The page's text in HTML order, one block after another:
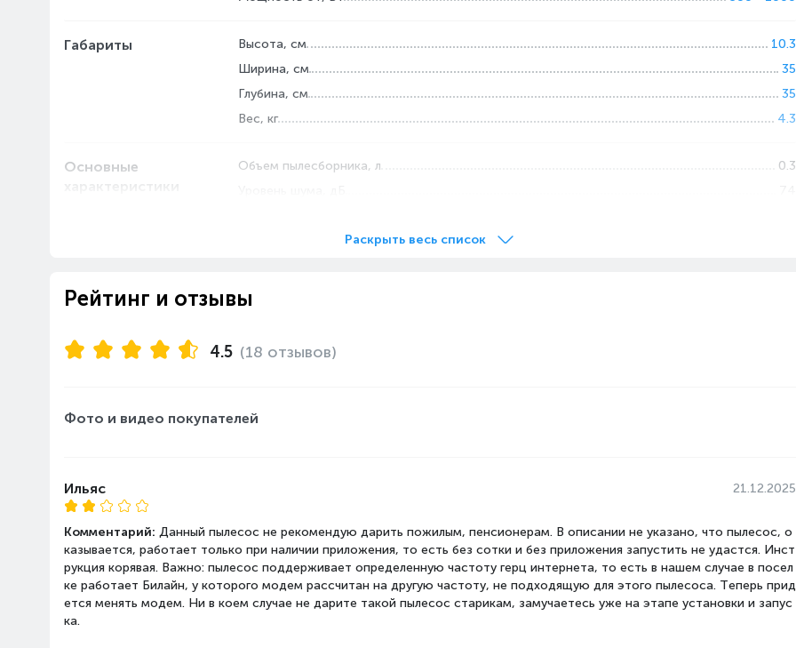
Габариты Высота, см
10.3
Ширина, см
35
Глубина, см
35
Вес, кг
4.3
Основные
Объем пылесборника, л
0.3
Объем резервуара для воды, л
Аккумулятор Время работы, мин
Особенности
Источник питания
Аккумулятор
Станция самоочистки
Да
Управление со смартфона
Да
Раскрыть весь список
Рейтинг и отзывы
4.5 (18 отзывов)
Фото и видео покупателей
Ильяс 21.12.2025
Комментарий: Данный пылесос не рекомендую дарить пожилым, пенсионерам. В описании не указано, что пылесос, о
казывается, работает только при наличии приложения, то есть без сотки и без приложения запустить не удастся. Инст
рукция корявая. Важно: пылесос поддерживает определенную частоту герц интернета, то есть в нашем случае в посел
ке работает Билайн, у которого модем рассчитан на другую частоту, не подходящую для этого пылесоса. Теперь прид
ется менять модем. Ни в коем случае не дарите такой пылесос старикам, замучаетесь уже на этапе установки и запус
ка.